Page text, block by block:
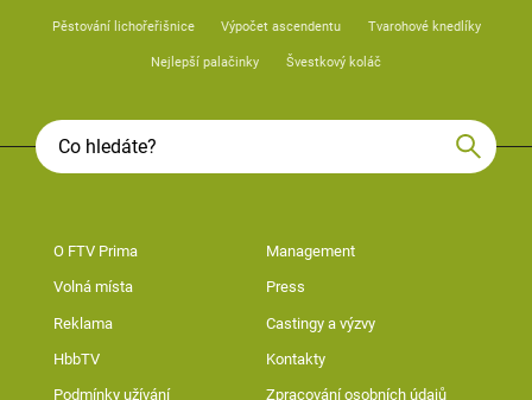
Pěstování lichořeřišnice Výpočet ascendentu Tvarohové knedlíky
Nejlepší palačinky Švestkový koláč
O FTV Prima Management
Volná místa Press
Reklama Castingy a výzvy
HbbTV Kontakty
Podmínky užívání Zpracování osobních údajů